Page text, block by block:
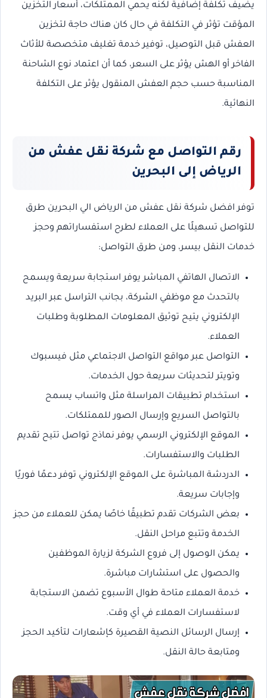
يضيف تكلفة إضافية لكنه يحمي الممتلكات، أسعار التخزين
المؤقت تؤثر في التكلفة في حال كان هناك حاجة لتخزين
العفش قبل التوصيل، توفير خدمة تغليف متخصصة للأثاث
الفاخر أو الهش يؤثر على السعر، كما أن اعتماد نوع الشاحنة
المناسبة حسب حجم العفش المنقول يؤثر على التكلفة
النهائية.
رقم التواصل مع شركة نقل عفش من
الرياض إلى البحرين
توفر افضل شركة نقل عفش من الرياض الي البحرين طرق
للتواصل تسهيلًا على العملاء لطرح استفساراتهم وحجز
خدمات النقل بيسر، ومن طرق التواصل:
الاتصال الهاتفي المباشر يوفر استجابة سريعة ويسمح
بالتحدث مع موظفي الشركة، بجانب التراسل عبر البريد
الإلكتروني يتيح توثيق المعلومات المطلوبة وطلبات
العملاء.
التواصل عبر مواقع التواصل الاجتماعي مثل فيسبوك
وتويتر لتحديثات سريعة حول الخدمات.
استخدام تطبيقات المراسلة مثل واتساب يسمح
بالتواصل السريع وإرسال الصور للممتلكات.
الموقع الإلكتروني الرسمي يوفر نماذج تواصل تتيح تقديم
الطلبات والاستفسارات.
الدردشة المباشرة على الموقع الإلكتروني توفر دعمًا فوريًا
وإجابات سريعة.
بعض الشركات تقدم تطبيقًا خاصًا يمكن للعملاء من حجز
الخدمة وتتبع مراحل النقل.
يمكن الوصول إلى فروع الشركة لزيارة الموظفين
والحصول على استشارات مباشرة.
خدمة العملاء متاحة طوال الأسبوع تضمن الاستجابة
لاستفسارات العملاء في أي وقت.
إرسال الرسائل النصية القصيرة كإشعارات لتأكيد الحجز
ومتابعة حالة النقل.